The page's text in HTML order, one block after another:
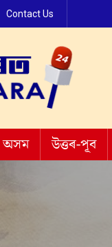
Contact Us
অসম উত্তৰ-পূব